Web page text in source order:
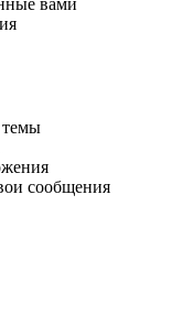
темы
сообщения